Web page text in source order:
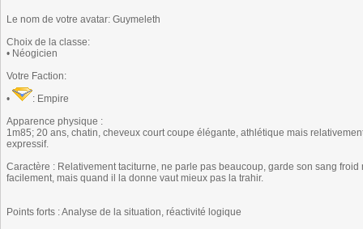
Le nom de votre avatar: Guymeleth
Choix de la classe:
• Néogicien
Votre Faction:
•
: Empire
Apparence physique :
1m85; 20 ans, chatin, cheveux court coupe élégante, athlétique mais
expressif.
Caractère : Relativement taciturne, ne parle pas beaucoup, garde son sang
facilement, mais quand il la donne vaut mieux pas la trahir.
Points forts : Analyse de la situation, réactivité logique